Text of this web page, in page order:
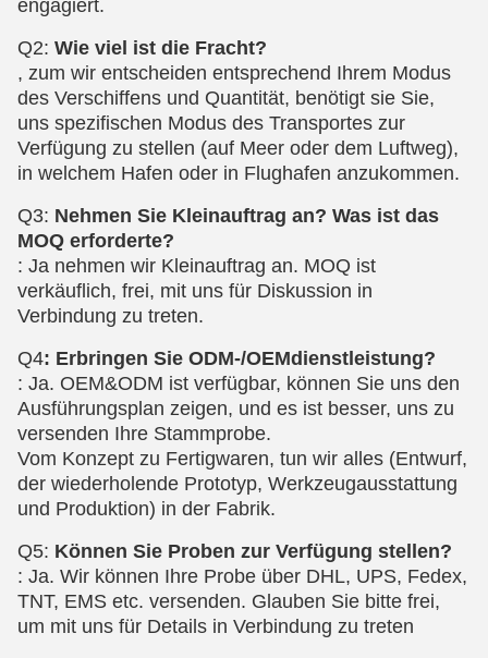
engagiert.
Q2: Wie viel ist die Fracht?
, zum wir entscheiden entsprechend Ihrem Modus
des Verschiffens und Quantität, benötigt sie Sie,
uns spezifischen Modus des Transportes zur
Verfügung zu stellen (auf Meer oder dem Luftweg),
in welchem Hafen oder in Flughafen anzukommen.
Q3: Nehmen Sie Kleinauftrag an? Was ist das
MOQ erforderte?
: Ja nehmen wir Kleinauftrag an. MOQ ist
verkäuflich, frei, mit uns für Diskussion in
Verbindung zu treten.
Q4: Erbringen Sie ODM-/OEMdienstleistung?
: Ja. OEM&ODM ist verfügbar, können Sie uns den
Ausführungsplan zeigen, und es ist besser, uns zu
versenden Ihre Stammprobe.
Vom Konzept zu Fertigwaren, tun wir alles (Entwurf,
der wiederholende Prototyp, Werkzeugausstattung
und Produktion) in der Fabrik.
Q5: Können Sie Proben zur Verfügung stellen?
: Ja. Wir können Ihre Probe über DHL, UPS, Fedex,
TNT, EMS etc. versenden. Glauben Sie bitte frei,
um mit uns für Details in Verbindung zu treten